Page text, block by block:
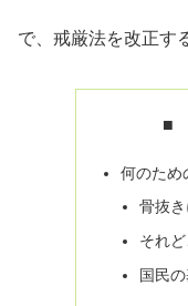
で、戒厳法を改正す
■
何のため
骨抜
それ
国民